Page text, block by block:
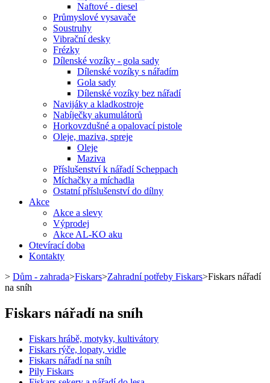
Naftové - diesel
Průmyslové vysavače
Soustruhy
Vibrační desky
Frézky
Dílenské vozíky - gola sady
Dílenské vozíky s nářadím
Gola sady
Dílenské vozíky bez nářadí
Navijáky a kladkostroje
Nabíječky akumulátorů
Horkovzdušné a opalovací pistole
Oleje, maziva, spreje
Oleje
Maziva
Příslušenství k nářadí Scheppach
Míchačky a míchadla
Ostatní příslušenství do dílny
Akce
Akce a slevy
Výprodej
Akce AL-KO aku
Otevírací doba
Kontakty
> Dům - zahrada>Fiskars>Zahradní potřeby Fiskars>Fiskars nářadí
na sníh
Fiskars nářadí na sníh
Fiskars hrábě, motyky, kultivátory
Fiskars rýče, lopaty, vidle
Fiskars nářadí na sníh
Pily Fiskars